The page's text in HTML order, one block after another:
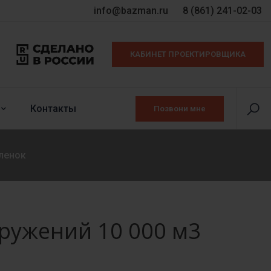
info@bazman.ru 8 (861) 241-02-03
КАБИНЕТ ПРОЕКТИРОВЩИКА
Контакты Позвони мне
10 000 м3